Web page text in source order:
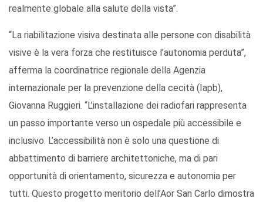
realmente globale alla salute della vista”.
“La riabilitazione visiva destinata alle persone con disabilità
visive è la vera forza che restituisce l’autonomia perduta”,
afferma la coordinatrice regionale della Agenzia
internazionale per la prevenzione della cecità (Iapb),
Giovanna Ruggieri. “L’installazione dei radiofari rappresenta
un passo importante verso un ospedale più accessibile e
inclusivo. L’accessibilità non è solo una questione di
abbattimento di barriere architettoniche, ma di pari
opportunità di orientamento, sicurezza e autonomia per
tutti. Questo progetto meritorio dell’Aor San Carlo dimostra